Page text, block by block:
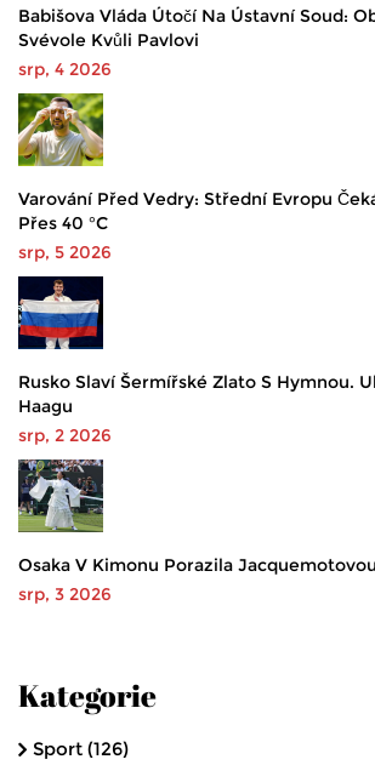
Babišova Vláda Útočí Na Ústavní Soud:
Svévole Kvůli Pavlovi
srp, 4 2026
Varování Před Vedry: Střední Evropu
Přes 40 °C
srp, 5 2026
Rusko Slaví Šermířské Zlato S Hymnou.
Haagu
srp, 2 2026
Osaka V Kimonu Porazila
srp, 3 2026
Kategorie
Sport (126)